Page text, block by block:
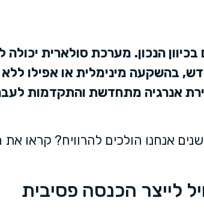
הנכון. מערכת סולארית יכולה
בהשקעה מינימלית או אפילו
אנרגיה מתחדשת והתקדמות
אנחנו הולכים להרוויח? קראו
לייצר הכנסה פסיבית